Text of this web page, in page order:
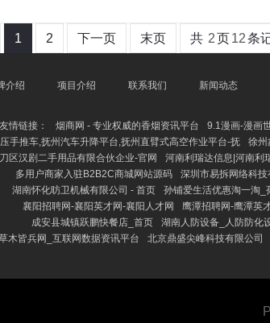
1 2 下一页 末页 共 2页12条
介绍 项目介绍 联系我们 新闻动态
友情链接： 烟商网 - 专业权威的香烟资讯平台 9.1漫画-漫画
手推车,抚州汽车升降平台,抚州直臂式高空作业平台-抚
徐州
区汉剧二手用品有限合伙企业-官网
河南利瑞达信息|河南利
多用户商家入驻B2B2C商城网站源码
深圳市易拆网络科技
湖南怀化昉卫机械有限公司 - 首页
孙铺爱生活优惠淘一淘_
襄阳招聘网-襄阳英才网-襄阳人才网
鹰潭招聘网-鹰潭英
成安县城镇跃鹏快餐店_首页
湖南人防设备_人防防化
木皆兵网_互联网数据资讯平台
北京鼎盛尖峰科技有限公司